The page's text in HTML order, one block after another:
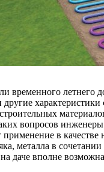
временного летнего
вопросов
применение в
металла в
даче вполне